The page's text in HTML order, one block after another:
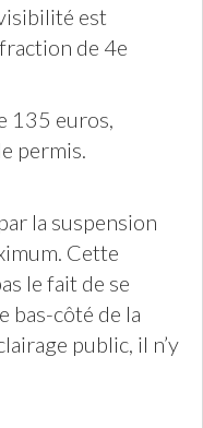
est
de 4e
135 euros,
permis.
la suspension
Cette
le fait de se
bas-côté de la
public, il n’y